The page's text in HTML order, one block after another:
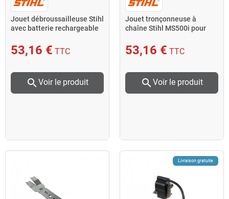
Jouet débroussailleuse Stihl
avec batterie rechargeable
53,16 € TTC
search Voir le produit
Jouet tronçonneuse à
chaîne Stihl MS500i pour
53,16 € TTC
search Voir le produit
Livraison gratuite